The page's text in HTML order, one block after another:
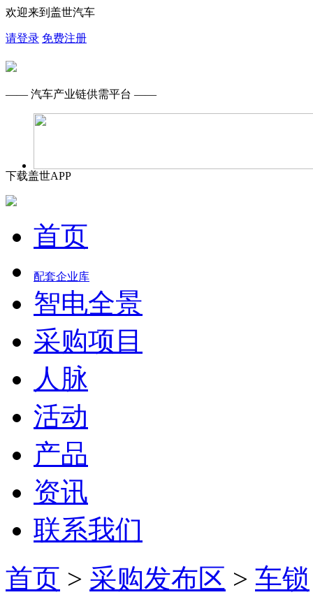
欢迎来到盖世汽车
请登录 免费注册
—— 汽车产业链供需平台 ——
下载盖世APP
首页
配套企业库
智电全景
采购项目
人脉
活动
产品
资讯
联系我们
首页 > 采购发布区 > 车锁